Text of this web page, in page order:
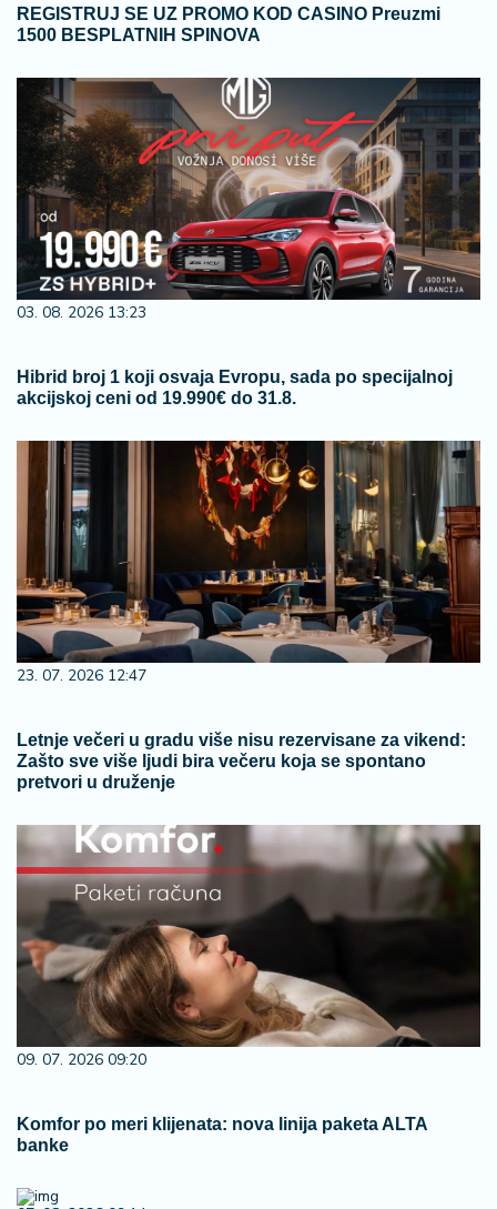
REGISTRUJ SE UZ PROMO KOD CASINO Preuzmi
1500 BESPLATNIH SPINOVA
03. 08. 2026 13:23
Hibrid broj 1 koji osvaja Evropu, sada po specijalnoj
akcijskoj ceni od 19.990€ do 31.8.
23. 07. 2026 12:47
Letnje večeri u gradu više nisu rezervisane za vikend:
Zašto sve više ljudi bira večeru koja se spontano
pretvori u druženje
09. 07. 2026 09:20
Komfor po meri klijenata: nova linija paketa ALTA
banke